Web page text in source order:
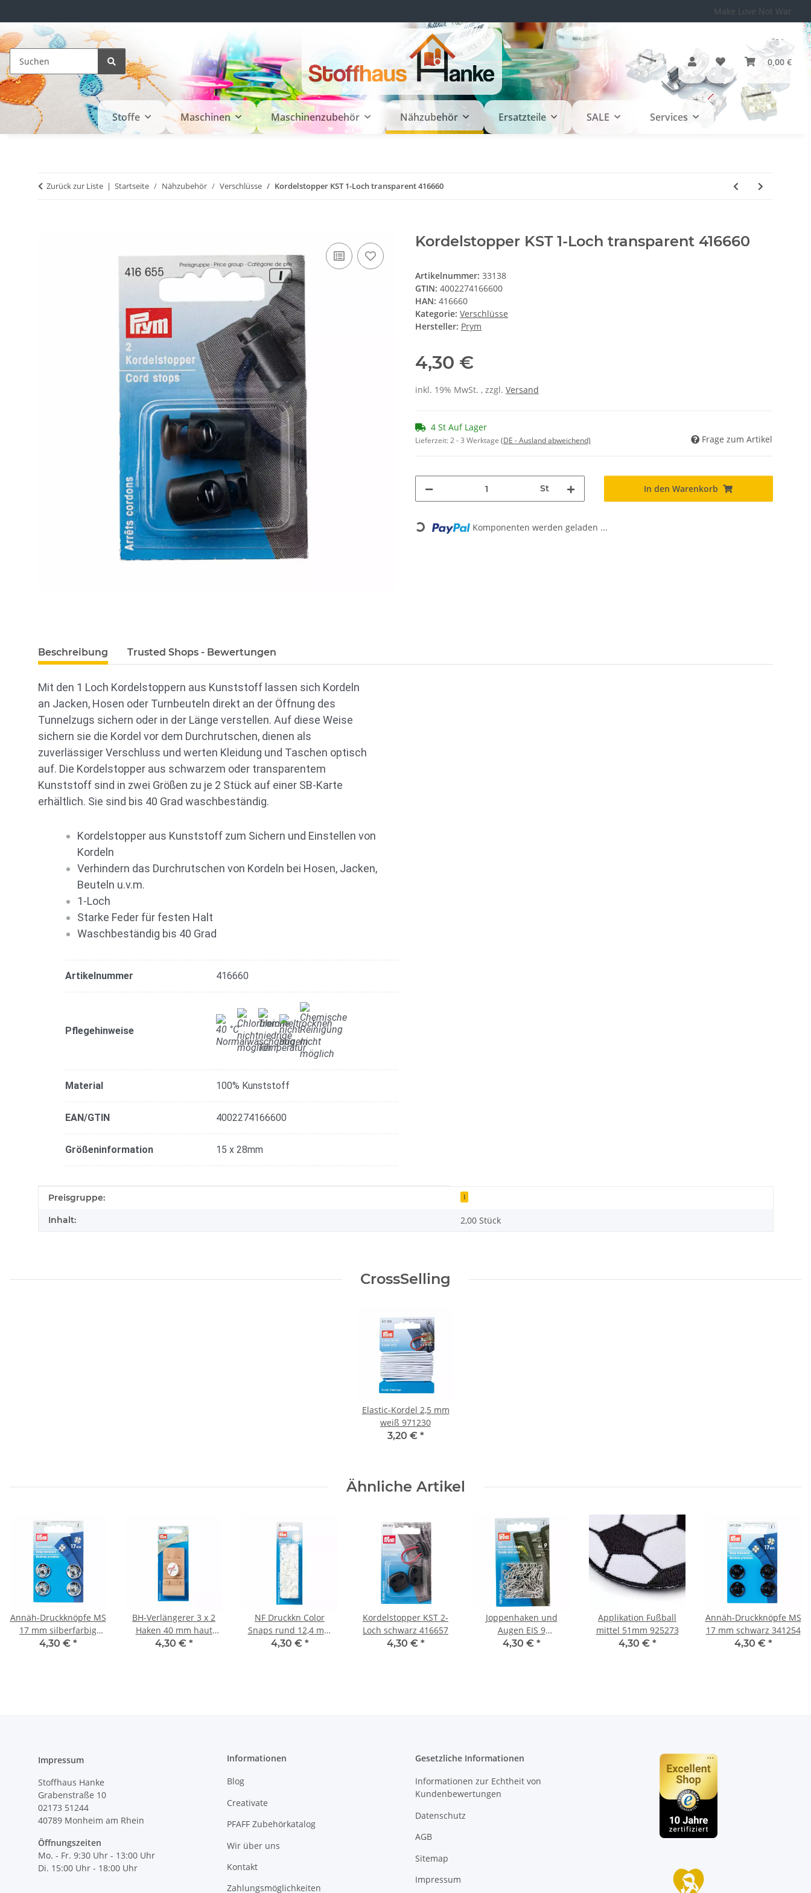
Make Love Not War
0,00 €
Stoffe Maschinen Maschinenzubehör Nähzubehör Ersatzteile SALE Services
Zurück zur Liste Startseite Nähzubehör Verschlüsse Kordelstopper KST 1-Loch transparent 416660
Kordelstopper KST 1-Loch transparent 416660
Artikelnummer: 33138
GTIN: 4002274166600
HAN: 416660
Kategorie: Verschlüsse
Hersteller: Prym
4,30 €
inkl. 19% MwSt. , zzgl. Versand
4 St Auf Lager
Lieferzeit:2 - 3 Werktage (DE - Ausland abweichend) Frage zum Artikel
St In den Warenkorb
Loading... Komponenten werden geladen ...
Beschreibung Trusted Shops - Bewertungen
Mit den 1 Loch Kordelstoppern aus Kunststoff lassen sich Kordeln
an Jacken, Hosen oder Turnbeuteln direkt an der Öffnung des
Tunnelzugs sichern oder in der Länge verstellen. Auf diese Weise
sichern sie die Kordel vor dem Durchrutschen, dienen als
zuverlässiger Verschluss und werten Kleidung und Taschen optisch
auf. Die Kordelstopper aus schwarzem oder transparentem
Kunststoff sind in zwei Größen zu je 2 Stück auf einer SB-Karte
erhältlich. Sie sind bis 40 Grad waschbeständig.
Kordelstopper aus Kunststoff zum Sichern und Einstellen von
Kordeln
Verhindern das Durchrutschen von Kordeln bei Hosen, Jacken,
Beuteln u.v.m.
1-Loch
Starke Feder für festen Halt
Waschbeständig bis 40 Grad
Artikelnummer 416660
Pflegehinweise
Material 100% Kunststoff
EAN/GTIN 4002274166600
Größeninformation 15 x 28mm
Produkteigenschaft
Wert
Preisgruppe: I
Inhalt: 2,00 Stück
CrossSelling
Elastic-Kordel 2,5 mm
weiß 971230
3,20 € *
Ähnliche Artikel
Annäh-Druckknöpfe MS
17 mm silberfarbig
341253
4,30 € *
BH-Verlängerer 3 x 2
Haken 40 mm haut
992142
4,30 € *
NF Druckkn Color
Snaps rund 12,4 mm
weiß 393103
4,30 € *
Kordelstopper KST 2-
Loch schwarz 416657
4,30 € *
Joppenhaken und
Augen EIS 9
silberfarbig 261457
4,30 € *
Applikation Fußball
mittel 51mm 925273
4,30 € *
Annäh-Druckknöpfe MS
17 mm schwarz 341254
4,30 € *
Impressum
Stoffhaus Hanke
Grabenstraße 10
02173 51244
40789 Monheim am Rhein
Öffnungszeiten
Mo. - Fr. 9:30 Uhr - 13:00 Uhr
Di. 15:00 Uhr - 18:00 Uhr
Informationen
Blog
Creativate
PFAFF Zubehörkatalog
Wir über uns
Kontakt
Zahlungsmöglichkeiten
Gesetzliche Informationen
Informationen zur Echtheit von
Kundenbewertungen
Datenschutz
AGB
Sitemap
Impressum